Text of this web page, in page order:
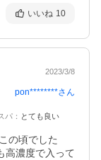
いいね 10
2023/3/8
pon********さん
パ ： とても良い
の頃でした
高濃度で入って